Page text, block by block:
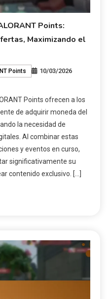
Points:
Maximizando el
Points
10/03/2026
Points ofrecen a los
de adquirir moneda del
la necesidad de
Al combinar estas
y eventos en curso,
significativamente su
contenido exclusivo. […]